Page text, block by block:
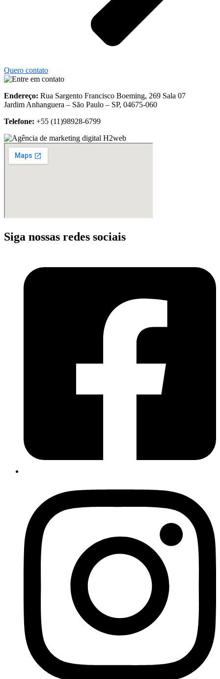
Quero contato
Endereço: Rua Sargento Francisco Boeming, 269 Sala 07
Jardim Anhanguera – São Paulo – SP, 04675-060
Telefone: +55 (11)98928-6799
Siga nossas redes sociais